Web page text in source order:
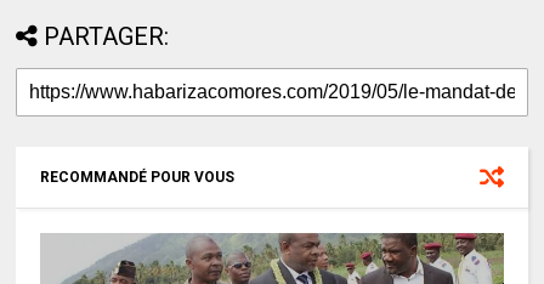
PARTAGER:
RECOMMANDÉ POUR VOUS